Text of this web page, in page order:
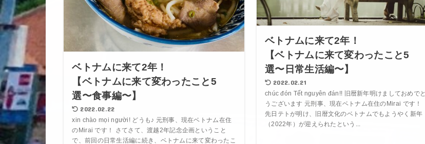
ベトナムに来て2年！
【ベトナムに来て変わったこと5
選〜食事編〜】
2022.02.22
xin chào mọi người! どうも♪ 元刑事、現在ベトナム在住
のMirai です！ さてさて、渡越2年記念企画ということ
で、前回の日常生活編に続き、ベトナムに来て変わったこ
ベトナムに来て2年！
【ベトナムに来て変わったこと5
選〜日常生活編〜】
2022.02.21
chúc đón Tết nguyên đán!! 旧暦新年明けましておめでと
うございます 元刑事、現在ベトナム在住のMirai です！
先日テトが明け、旧暦文化のベトナムでもようやく新年
（2022年）が迎えられたという...